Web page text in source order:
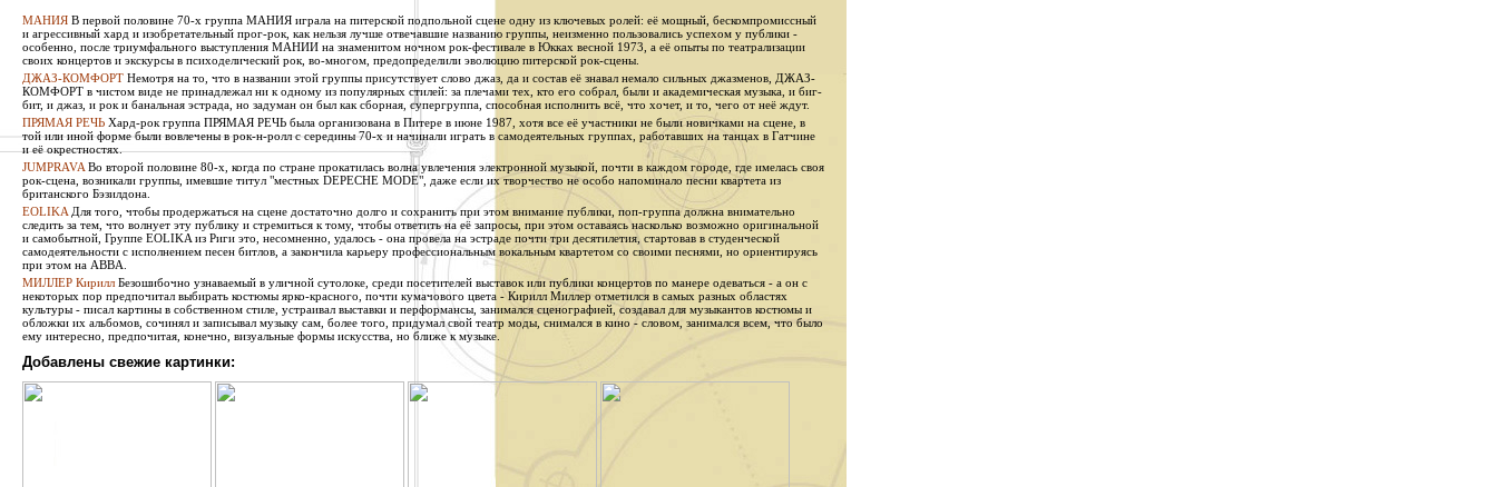
МАНИЯ В первой половине 70-х группа МАНИЯ играла на питерской подпольной сцене одну из ключевых ролей: её мощный, бескомпромиссный
и агрессивный хард и изобретательный прог-рок, как нельзя лучше отвечавшие названию группы, неизменно пользовались успехом у публики -
особенно, после триумфального выступления МАНИИ на знаменитом ночном рок-фестивале в Юкках весной 1973, а её опыты по театрализации
своих концертов и экскурсы в психоделический рок, во-многом, предопределили эволюцию питерской рок-сцены.
ДЖАЗ-КОМФОРТ Немотря на то, что в названии этой группы присутствует слово джаз, да и состав её знавал немало сильных джазменов, ДЖАЗ-
КОМФОРТ в чистом виде не принадлежал ни к одному из популярных стилей: за плечами тех, кто его собрал, были и академическая музыка, и биг-
бит, и джаз, и рок и банальная эстрада, но задуман он был как сборная, супергруппа, способная исполнить всё, что хочет, и то, чего от неё ждут.
ПРЯМАЯ РЕЧЬ Хард-рок группа ПРЯМАЯ РЕЧЬ была организована в Питере в июне 1987, хотя все её участники не были новичками на сцене, в
той или иной форме были вовлечены в рок-н-ролл с середины 70-х и начинали играть в самодеятельных группах, работавших на танцах в Гатчине
и её окрестностях.
JUMPRAVA Во второй половине 80-х, когда по стране прокатилась волна увлечения электронной музыкой, почти в каждом городе, где имелась своя
рок-сцена, возникали группы, имевшие титул "местных DEPECHE MODE", даже если их творчество не особо напоминало песни квартета из
британского Бэзилдона.
EOLIKA Для того, чтобы продержаться на сцене достаточно долго и сохранить при этом внимание публики, поп-группа должна внимательно
следить за тем, что волнует эту публику и стремиться к тому, чтобы ответить на её запросы, при этом оставаясь насколько возможно оригинальной
и самобытной, Группе EOLIKA из Риги это, несомненно, удалось - она провела на эстраде почти три десятилетия, стартовав в студенческой
самодеятельности с исполнением песен битлов, а закончила карьеру профессиональным вокальным квартетом со своими песнями, но ориентируясь
при этом на ABBA.
МИЛЛЕР Кирилл Безошибочно узнаваемый в уличной сутолоке, среди посетителей выставок или публики концертов по манере одеваться - а он с
некоторых пор предпочитал выбирать костюмы ярко-красного, почти кумачового цвета - Кирилл Миллер отметился в самых разных областях
культуры - писал картины в собственном стиле, устраивал выставки и перформансы, занимался сценографией, создавал для музыкантов костюмы и
обложки их альбомов, сочинял и записывал музыку сам, более того, придумал свой театр моды, снимался в кино - словом, занимался всем, что было
ему интересно, предпочитая, конечно, визуальные формы искусства, но ближе к музыке.
Добавлены свежие картинки: